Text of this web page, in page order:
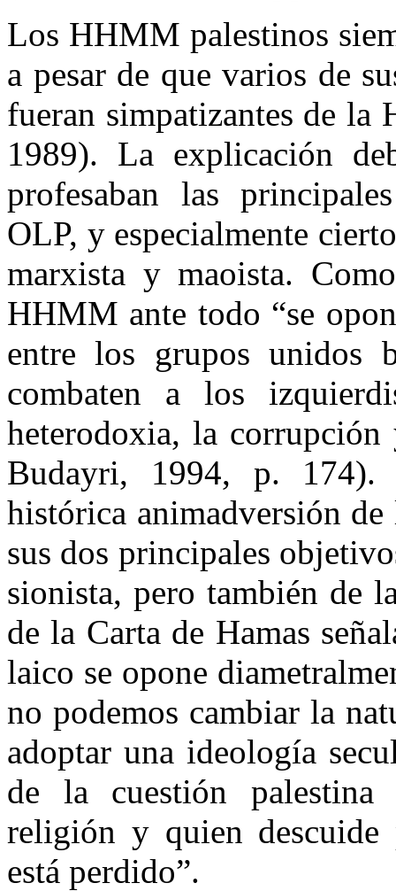
Los HHMM palestinos
a pesar de que varios de
fueran simpatizantes de la
1989). La explicación
profesaban las
OLP, y especialmente
marxista y maoista.
HHMM ante todo “se
entre los grupos unidos
combaten a los
heterodoxia, la
Budayri, 1994, p. 174).
histórica animadversión
sus dos principales
sionista, pero también de
de la Carta de Hamas
laico se opone
no podemos cambiar la
adoptar una ideología
de la cuestión palestina
religión y quien descuide
está perdido”.